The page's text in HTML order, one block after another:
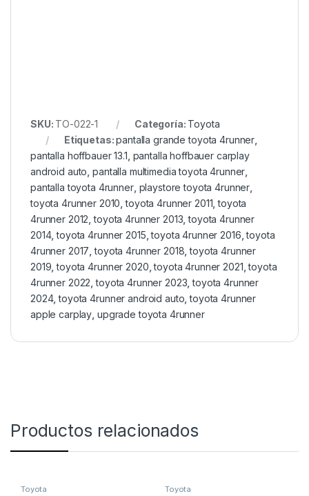
SKU: TO-022-1 Categoría: Toyota
Etiquetas:pantalla grande toyota 4runner
pantalla hoffbauer 13.1 pantalla hoffbauer carplay
android auto ,pantalla multimedia toyota 4runner
pantalla toyota 4runner, playstore toyota 4runner
toyota 4runner 2010 ,toyota 4runner 2011 ,toyota
4runner 2012 ,toyota 4runner 2013 ,toyota 4runner
2014,toyota 4runner 2015 ,toyota 4runner 2016 ,toyota
4runner 2017 ,toyota 4runner 2018 ,toyota 4runner
2019 ,toyota 4runner 2020 ,toyota 4runner 2021 ,toyota
4runner 2022 ,toyota 4runner 2023 ,toyota 4runner
2024,toyota 4runner android auto ,toyota 4runner
apple carplay upgrade toyota 4runner
Productos relacionados
Toyota Toyota